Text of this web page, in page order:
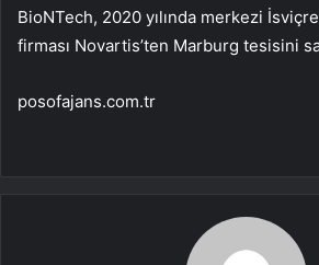
BioNTech, 2020 yılında merkezi
firması Novartis’ten Marburg tesisini
posofajans.com.tr